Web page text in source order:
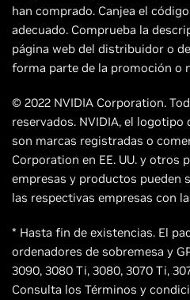
han comprado. Canjea el
adecuado. Comprueba la
página web del distribuidor o
forma parte de la promoción o
© 2022 NVIDIA Corporation.
reservados. NVIDIA, el logotipo
son marcas registradas o
Corporation en EE. UU. y otros
empresas y productos pueden
las respectivas empresas con
* Hasta fin de existencias. El
ordenadores de sobremesa y
3090, 3080 Ti, 3080, 3070 Ti,
Consulta los Términos y